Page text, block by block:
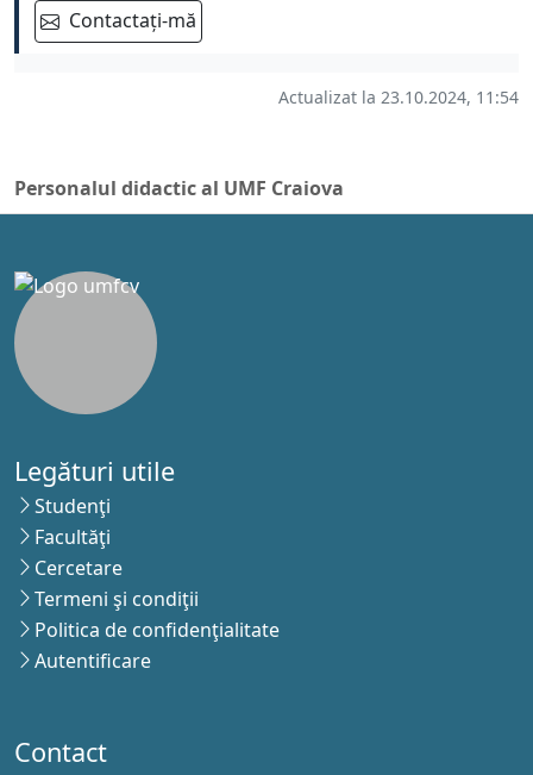
Personalul didactic al UMF Craiova
Contactați-mă
Actualizat la 23.10.2024, 11:54
Legături utile
Studenţi
Facultăţi
Cercetare
Termeni şi condiţii
Politica de confidenţialitate
Autentificare
Contact